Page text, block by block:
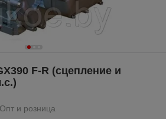
F-R (сцепление и
Опт и розница